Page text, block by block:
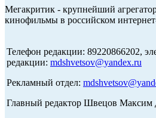
Мегакритик - крупнейший
кинофильмы в российском
Телефон редакции: 89220866202,
редакции: mdshvetsov@yandex.ru
Рекламный отдел:
Главный редактор Швецов Максим